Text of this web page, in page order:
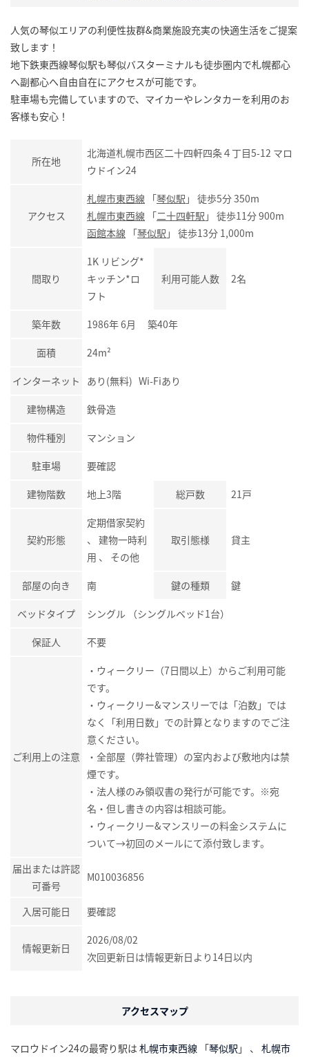
人気の琴似エリアの利便性抜群&商業施設充実の快適生活をご提案
致します！
地下鉄東西線琴似駅も琴似バスターミナルも徒歩圏内で札幌都心
へ副都心へ自由自在にアクセスが可能です。
駐車場も完備していますので、マイカーやレンタカーを利用のお
客様も安心！
所在地
北海道札幌市西区二十四軒四条４丁目5-12 マロ
ウドイン24
アクセス
札幌市東西線 「琴似駅 」 徒歩5分 350m
札幌市東西線 「二十四軒駅 」 徒歩11分 900m
函館本線 「琴似駅 」 徒歩13分 1,000m
間取り
1K リビング*
キッチン*ロ
フト
利用可能人数 2名
築年数 1986年 6月 築40年
面積 24m²
インターネット あり(無料) Wi-Fiあり
建物構造 鉄骨造
物件種別 マンション
駐車場 要確認
建物階数 地上3階 総戸数 21戸
契約形態
定期借家契約
、 建物一時利
用 、 その他
取引態様 貸主
部屋の向き 南 鍵の種類 鍵
ベッドタイプ シングル （シングルベッド1台）
保証人 不要
ご利用上の注意
・ウィークリー（7日間以上）からご利用可能
です。
・ウィークリー&マンスリーでは「泊数」では
なく「利用日数」での計算となりますのでご注
意ください。
・全部屋（弊社管理）の室内および敷地内は禁
煙です。
・法人様のみ領収書の発行が可能です。※宛
名・但し書きの内容は相談可能。
・ウィークリー&マンスリーの料金システムに
ついて→初回のメールにて添付致します。
届出または許認
可番号
M010036856
入居可能日 要確認
情報更新日
2026/08/02
次回更新日は情報更新日より14日以内
アクセスマップ
マロウドイン24の最寄り駅は 札幌市東西線 「琴似駅 」 、 札幌市